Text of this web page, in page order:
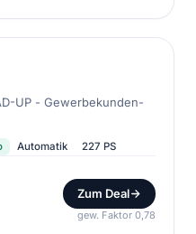
UP - Gewerbekunden-
Automatik 227 PS
Zum Deal
gew. Faktor 0,78